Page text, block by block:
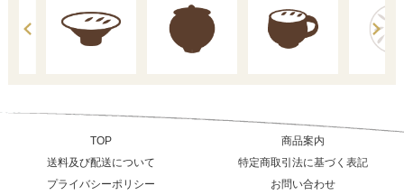
TOP
商品案内
送料及び配送について
特定商取引法に基づく表記
プライバシーポリシー
お問い合わせ